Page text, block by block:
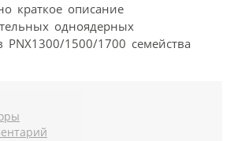
краткое описание
одноядерных
PNX1300/1500/1700 семейства